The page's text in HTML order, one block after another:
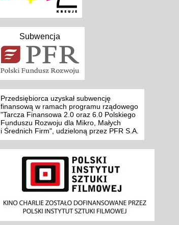
Subwencja
Przedsiębiorca uzyskał subwencję
finansową w ramach programu rządowego
"Tarcza Finansowa 2.0 oraz 6.0 Polskiego
Funduszu Rozwoju dla Mikro, Małych
i Średnich Firm", udzieloną przez PFR S.A.